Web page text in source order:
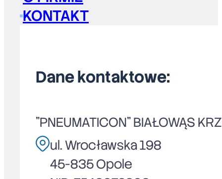
KONTAKT
Dane kontaktowe:
"PNEUMATICON" BIAŁOWĄS
ul. Wrocławska 198
45-835 Opole